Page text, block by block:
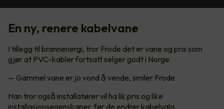
En ny, renere kabelvane
I tillegg til brannenergi, tror Frode det er vane og pris som
gjør at PVC-kabler fortsatt selger godt i Norge.
— Gammel vane er jo vond å vende, smiler Frode.
Han tror også installatører vil ha lik pris og like
installasjonsegenskaper, før de endrer kabelvalg.